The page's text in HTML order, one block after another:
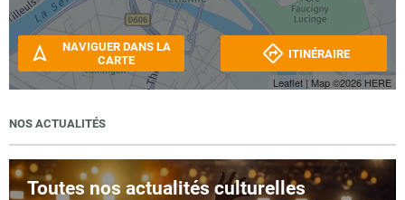
Leaflet | Map ©2026 HERE
NAVIGUER DANS LA
CARTE
ITINÉRAIRE
NOS ACTUALITÉS
Toutes nos actualités culturelles